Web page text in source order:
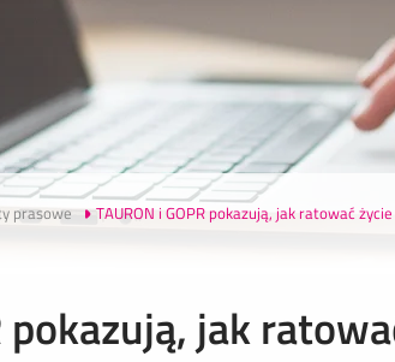
prasowe TAURON i GOPR pokazują, jak ratować życie
pokazują, jak